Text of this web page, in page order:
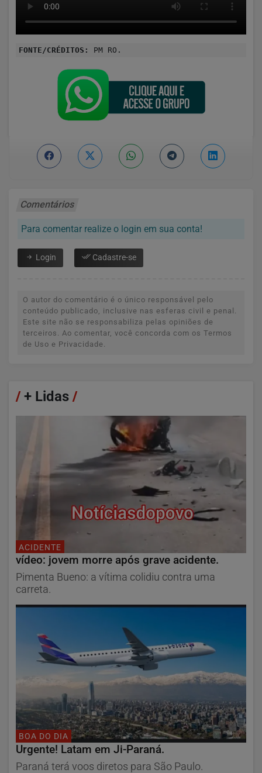
FONTE/CRÉDITOS: PM RO.
Comentários
Para comentar realize o login em sua conta!
Login Cadastre-se
O autor do comentário é o único responsável pelo
conteúdo publicado, inclusive nas esferas civil e penal.
Este site não se responsabiliza pelas opiniões de
terceiros. Ao comentar, você concorda com os Termos
de Uso e Privacidade.
/ + Lidas /
ACIDENTE
vídeo: jovem morre após grave acidente.
Pimenta Bueno: a vítima colidiu contra uma
carreta.
BOA DO DIA
Urgente! Latam em Ji-Paraná.
Paraná terá voos diretos para São Paulo.